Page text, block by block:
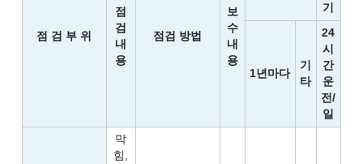
점 검 부 위
점
검
내
용
점검 방법
보
수
내
용
기
1년마다
기
타
24
시
간
운
전/
일
막
힘,